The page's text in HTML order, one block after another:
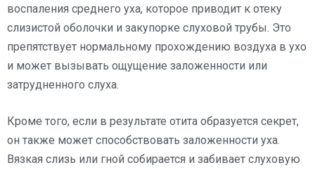
воспаления среднего уха, которое приводит к отеку
слизистой оболочки и закупорке слуховой трубы. Это
препятствует нормальному прохождению воздуха в ухо
и может вызывать ощущение заложенности или
затрудненного слуха.
Кроме того, если в результате отита образуется секрет,
он также может способствовать заложенности уха.
Вязкая слизь или гной собирается и забивает слуховую